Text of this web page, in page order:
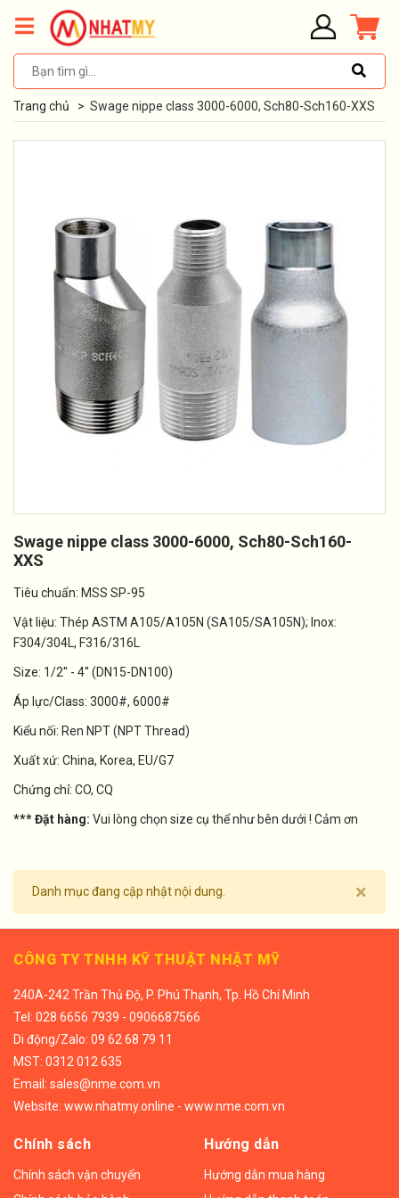
Trang chủ > Swage nippe class 3000-6000, Sch80-Sch160-XXS
Swage nippe class 3000-6000, Sch80-Sch160-
XXS
Tiêu chuẩn: MSS SP-95
Vật liệu: Thép ASTM A105/A105N (SA105/SA105N); Inox:
F304/304L, F316/316L
Size: 1/2'' - 4'' (DN15-DN100)
Áp lực/Class: 3000#, 6000#
Kiểu nối: Ren NPT (NPT Thread)
Xuất xứ: China, Korea, EU/G7
Chứng chỉ: CO, CQ
*** Đặt hàng: Vui lòng chọn size cụ thể như bên dưới ! Cảm ơn
×
Danh mục đang cập nhật nội dung.
CÔNG TY TNHH KỸ THUẬT NHẬT MỸ
240A-242 Trần Thủ Độ, P. Phú Thạnh, Tp. Hồ Chí Minh
Tel: 028 6656 7939 - 0906687566
Di động/Zalo: 09 62 68 79 11
MST: 0312 012 635
Email: sales@nme.com.vn
Website: www.nhatmy.online - www.nme.com.vn
Chính sách
Chính sách vận chuyển
Hướng dẫn
Hướng dẫn mua hàng